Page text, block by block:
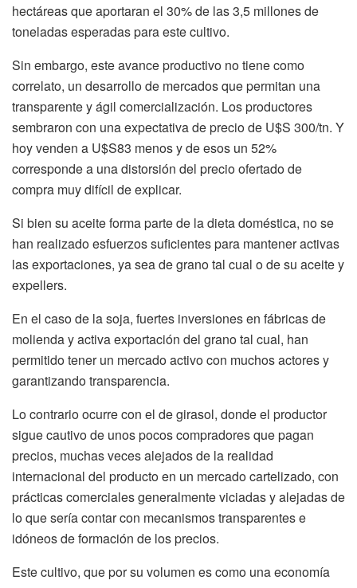
hectáreas que aportaran el 30% de las 3,5 millones de
toneladas esperadas para este cultivo.
Sin embargo, este avance productivo no tiene como
correlato, un desarrollo de mercados que permitan una
transparente y ágil comercialización. Los productores
sembraron con una expectativa de precio de U$S 300/tn. Y
hoy venden a U$S83 menos y de esos un 52%
corresponde a una distorsión del precio ofertado de
compra muy difícil de explicar.
Si bien su aceite forma parte de la dieta doméstica, no se
han realizado esfuerzos suficientes para mantener activas
las exportaciones, ya sea de grano tal cual o de su aceite y
expellers.
En el caso de la soja, fuertes inversiones en fábricas de
molienda y activa exportación del grano tal cual, han
permitido tener un mercado activo con muchos actores y
garantizando transparencia.
Lo contrario ocurre con el de girasol, donde el productor
sigue cautivo de unos pocos compradores que pagan
precios, muchas veces alejados de la realidad
internacional del producto en un mercado cartelizado, con
prácticas comerciales generalmente viciadas y alejadas de
lo que sería contar con mecanismos transparentes e
idóneos de formación de los precios.
Este cultivo, que por su volumen es como una economía